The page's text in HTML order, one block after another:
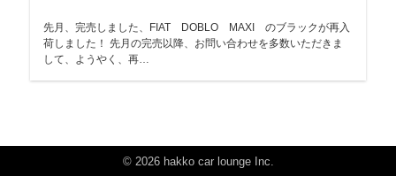
先月、完売しました、FIAT DOBLO MAXI のブラックが再入
荷しました！ 先月の完売以降、お問い合わせを多数いただきま
して、ようやく、再…
© 2026 hakko car lounge Inc.